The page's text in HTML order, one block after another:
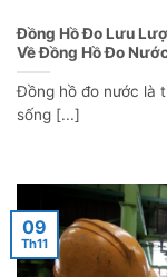
Đồng Hồ Đo Lưu
Về Đồng Hồ Đo
Đồng hồ đo nước là
sống [...]
09
Th11